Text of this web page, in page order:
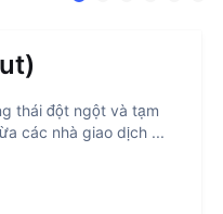
thái đột ngột và tạm
các nhà giao dịch ...